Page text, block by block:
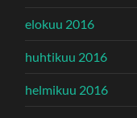
elokuu 2016
huhtikuu 2016
helmikuu 2016